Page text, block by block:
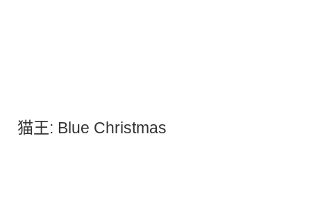
猫王: Blue Christmas